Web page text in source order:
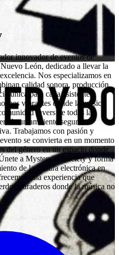
innovador de eventos de
León, dedicado a llevar la
Nos especializamos en
calidad sonora, producción
única para cada asistente.
vibrantes donde la música
ravers de todas las
de un ambiente seguro,
Trabajamos con pasión y
se convierta en un momento
del género en un espacio donde
a Mystery B Society y forma
de la cultura electrónica en
una experiencia que
duraderos donde la música no